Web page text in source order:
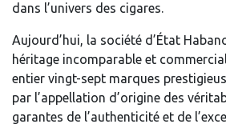
dans l’univers des cigares.
Aujourd’hui, la société d’État
héritage incomparable et
entier vingt-sept marques
par l’appellation d’origine des
garantes de l’authenticité et de